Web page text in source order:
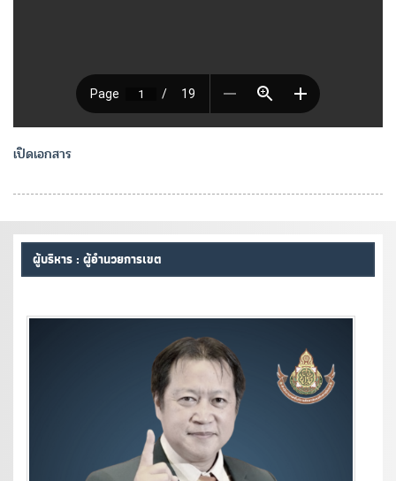
เปิดเอกสาร
ผู้บริหาร : ผู้อำนวยการเขต